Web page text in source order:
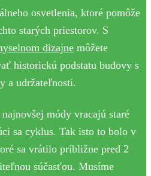
osvetlenia, ktoré pomôže
starých priestorov. S
dizajne môžete
historickú podstatu budovy s
a udržateľnosti.
módy vracajú staré
sa cyklus. Tak isto to bolo v
sa vrátilo približne pred 2
súčasťou. Musíme